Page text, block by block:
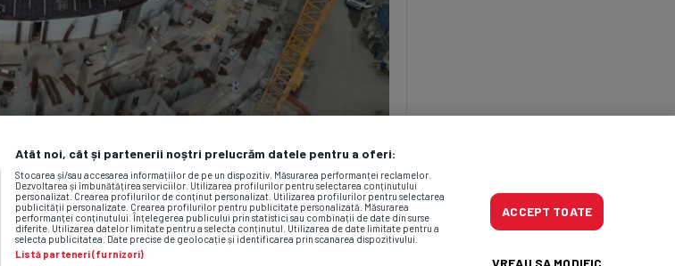
Atât noi, cât și partenerii noștri prelucrăm datele pentru a oferi:
Stocarea și/sau accesarea informațiilor de pe un dispozitiv. Măsurarea performanței reclamelor.
Dezvoltarea și îmbunătățirea serviciilor. Utilizarea profilurilor pentru selectarea conținutului
personalizat. Crearea profilurilor de conținut personalizat. Utilizarea profilurilor pentru selectarea
publicității personalizate. Crearea profilurilor pentru publicitate personalizată. Măsurarea
performanței conținutului. Înțelegerea publicului prin statistici sau combinații de date din surse
diferite. Utilizarea datelor limitate pentru a selecta conținutul. Utilizarea de date limitate pentru a
selecta publicitatea. Date precise de geolocație și identificarea prin scanarea dispozitivului.
Listă parteneri (furnizori)
ACCEPT TOATE
VREAU SA MODIFIC